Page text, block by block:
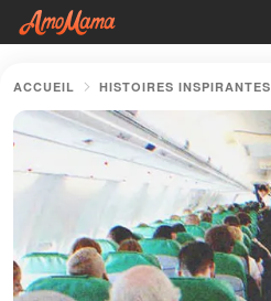
ACCUEIL HISTOIRES INSPIRANTES